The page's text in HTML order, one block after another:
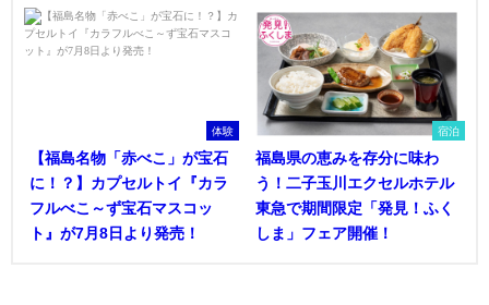
体験
【福島名物「赤べこ」が宝石
に！？】カプセルトイ『カラ
フルべこ～ず宝石マスコッ
ト』が7月8日より発売！
宿泊
福島県の恵みを存分に味わ
う！二子玉川エクセルホテル
東急で期間限定「発見！ふく
しま」フェア開催！